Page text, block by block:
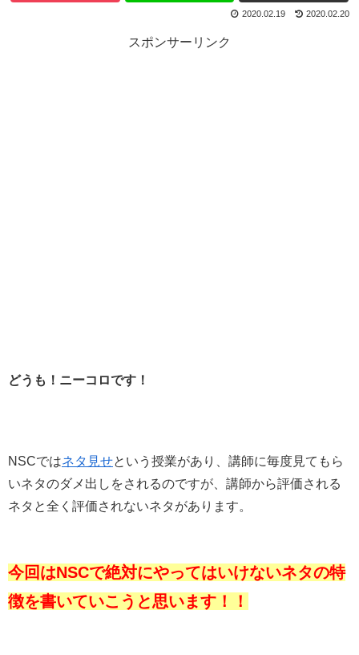
2020.02.20
2020.02.19
スポンサーリンク
どうも！ニーコロです！
NSCではネタ見せという授業があり、講師に毎度見てもら
いネタのダメ出しをされるのですが、講師から評価される
ネタと全く評価されないネタがあります。
今回はNSCで絶対にやってはいけないネタの特
徴を書いていこうと思います！！